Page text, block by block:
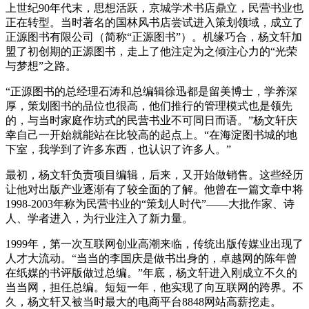
上世纪90年代末，思想活跃，京城学术书店鼎立，民营书业也
正在转型。当时著名的国林风书店尝试进入策划领域，成立了
正源图书有限公司（简称“正源图书”）。机缘巧合，杨文轩加
盟了初创期的正源图书，走上了他注定为之倾注心力的“光荣
与梦想”之路。
“正源图书的总经理石涛和总编辑徐迅都是留美博士，学养深
厚，策划图书的品位也很高，他们推行的管理模式也是领先
的，与当时家庭作坊式的民营书业不可同日而语。”杨文轩庆
幸自己一开始就能站在比较高的起点上。“在海淀图书城的地
下室，我学到了许多东西，也认识了许多人。”
最初，杨文轩负责项目编辑，后来，又开始做销售。这些经历
让他对出版产业逐渐有了较全面的了解。他曾在一篇文章中将
1998-2003年称为民营书业的“策划人时代”——大批作家、诗
人、学者进入，为行业注入了新力量。
1999年，第一次互联网创业高潮来临，传统出版传媒业出现了
人才大流动。“当当的李国庆是做书出身的，卓越网的陈年曾
在纸媒的书评版做过总编。”年底，杨文轩进入刚成立不久的
当当网，担任总编。短短一年，他实现了向互联网的跨界。不
久，杨文轩又被当时最大的电商平台8848网站高薪挖走。